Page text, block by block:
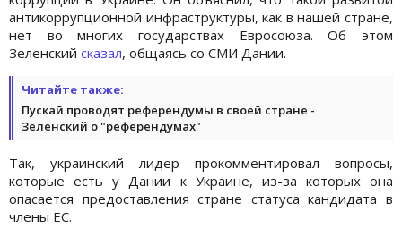
антикоррупционной инфраструктуры, как в нашей стране,
нет во многих государствах Евросоюза. Об этом
Зеленский сказал, общаясь со СМИ Дании.
Читайте также:
Пускай проводят референдумы в своей стране -
Зеленский о "референдумах"
Так, украинский лидер прокомментировал вопросы,
которые есть у Дании к Украине, из-за которых она
опасается предоставления стране статуса кандидата в
члены ЕС.